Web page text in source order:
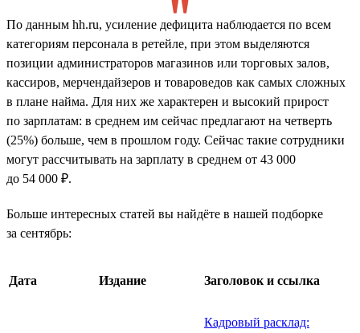
По данным hh.ru, усиление дефицита наблюдается по всем
категориям персонала в ретейле, при этом выделяются
позиции администраторов магазинов или торговых залов,
кассиров, мерчендайзеров и товароведов как самых сложных
в плане найма. Для них же характерен и высокий прирост
по зарплатам: в среднем им сейчас предлагают на четверть
(25%) больше, чем в прошлом году. Сейчас такие сотрудники
могут рассчитывать на зарплату в среднем от 43 000
до 54 000 ₽.
Больше интересных статей вы найдёте в нашей подборке
за сентябрь:
Дата Издание Заголовок и ссылка
Кадровый расклад: